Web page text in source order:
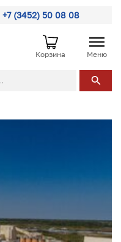
+7 (3452) 50 08 08
Корзина Меню